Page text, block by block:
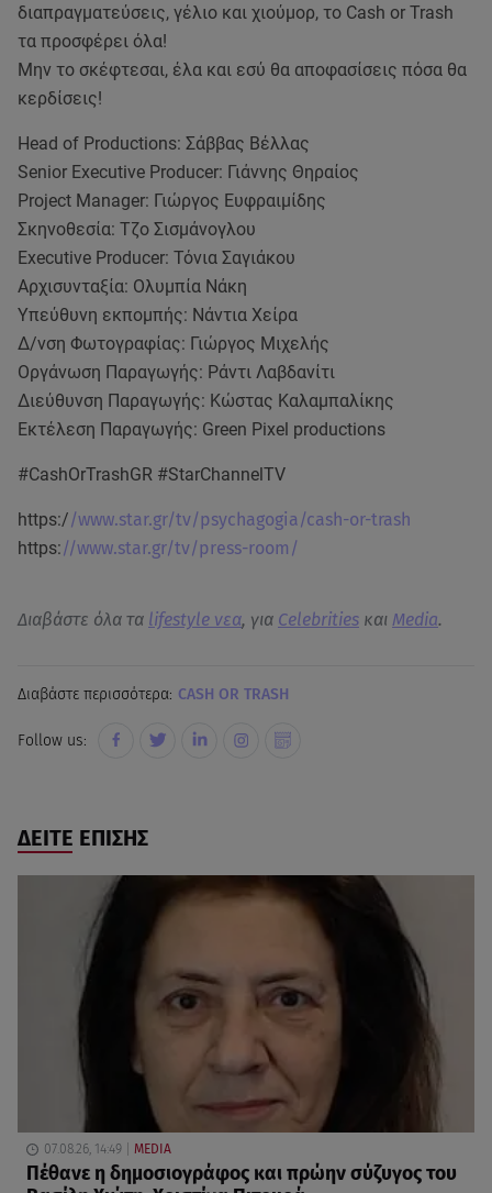
διαπραγματεύσεις, γέλιο και χιούμορ, το Cash or Trash
τα προσφέρει όλα!
Μην το σκέφτεσαι, έλα και εσύ θα αποφασίσεις πόσα θα
κερδίσεις!
Head of Productions: Σάββας Βέλλας
Senior Executive Producer: Γιάννης Θηραίος
Project Manager: Γιώργος Ευφραιμίδης
Σκηνοθεσία: Τζο Σισμάνογλου
Executive Producer: Τόνια Σαγιάκου
Αρχισυνταξία: Ολυμπία Νάκη
Υπεύθυνη εκπομπής: Νάντια Χείρα
Δ/νση Φωτογραφίας: Γιώργος Μιχελής
Οργάνωση Παραγωγής: Ράντι Λαβδανίτι
Διεύθυνση Παραγωγής: Κώστας Καλαμπαλίκης
Εκτέλεση Παραγωγής: Green Pixel productions
#CashOrTrashGR #StarChannelTV
https://www.star.gr/tv/psychagogia/cash-or-trash
https://www.star.gr/tv/press-room/
Διαβάστε όλα τα lifestyle νεα, για Celebrities και Media.
Διαβάστε περισσότερα: CASH OR TRASH
Follow us:
ΔΕΙΤΕ ΕΠΙΣΗΣ
07.08.26, 14:49 MEDIA
Πέθανε η δημοσιογράφος και πρώην σύζυγος του